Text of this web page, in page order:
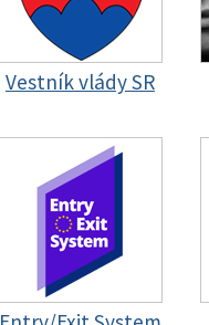
Vestník vlády SR